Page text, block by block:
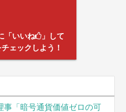
「いいね
」して
ェックしよう！
事「暗号通貨価値ゼロの可